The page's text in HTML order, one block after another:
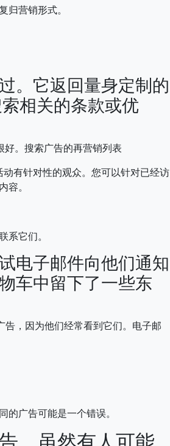
归营销形式。
。它返回量身定制的
相关的条款或优
。搜索广告的再营销列表
有针对性的观众。您可以针对已经访
容。
系它们。
电子邮件向他们通知
车中留下了一些东
，因为他们经常看到它们。电子邮
广告可能是一个错误。
。虽然有人可能